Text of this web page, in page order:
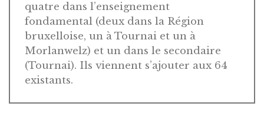
quatre dans l’enseignement
fondamental (deux dans la Région
bruxelloise, un à Tournai et un à
Morlanwelz) et un dans le secondaire
(Tournai). Ils viennent s’ajouter aux 64
existants.